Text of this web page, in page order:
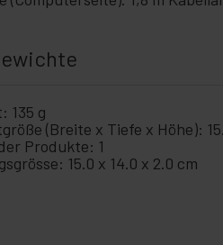
135 g
(Breite x Tiefe x Höhe):
Produkte: 1
15.0 x 14.0 x 2.0 cm